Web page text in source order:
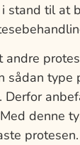
stand til at
andre
sådan type
denne